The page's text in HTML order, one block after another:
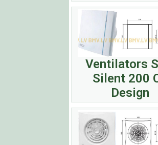
Ventilators
Silent 200
Design